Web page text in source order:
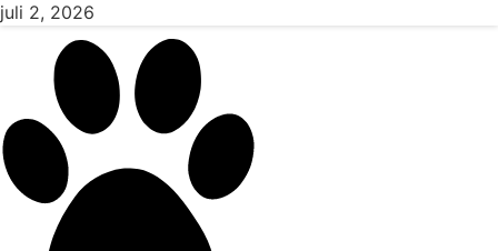
juli 2, 2026